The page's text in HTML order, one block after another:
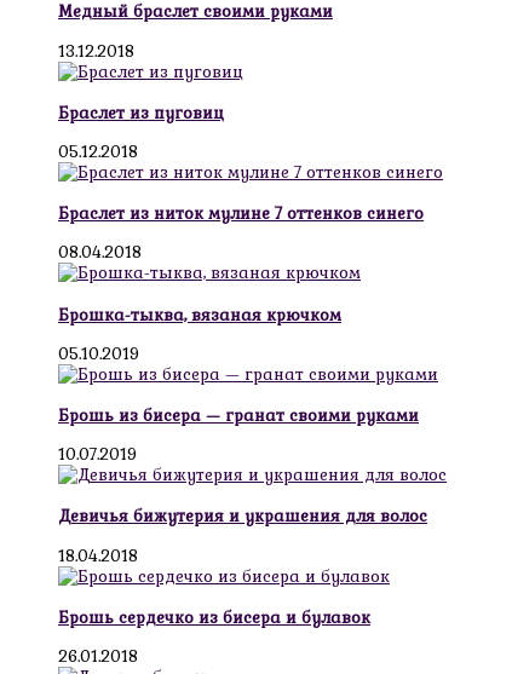
Медный браслет своими руками
13.12.2018
Браслет из пуговиц
05.12.2018
Браслет из ниток мулине 7 оттенков синего
08.04.2018
Брошка-тыква, вязаная крючком
05.10.2019
Брошь из бисера — гранат своими руками
10.07.2019
Девичья бижутерия и украшения для волос
18.04.2018
Брошь сердечко из бисера и булавок
26.01.2018